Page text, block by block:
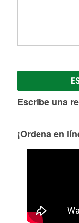
Escribe una
¡Ordena en